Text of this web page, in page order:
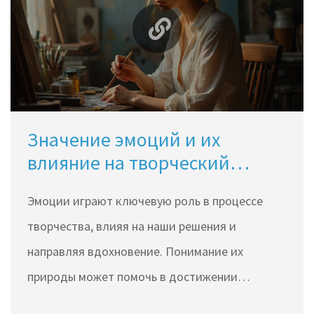
помогает глубже осознавать наше культурное
наследие и строить связь с окружающим
миром.
Значение эмоций и их
влияние на творческий
Эмоции играют ключевую роль в процессе
творчества, влияя на наши решения и
направляя вдохновение. Понимание их
природы может помочь в достижении